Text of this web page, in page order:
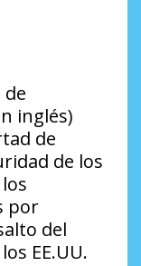
de
inglés)
de
de los
por
del
EE.UU.